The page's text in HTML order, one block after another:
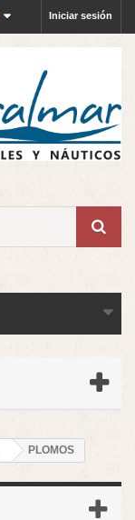
Iniciar sesión
PLOMOS